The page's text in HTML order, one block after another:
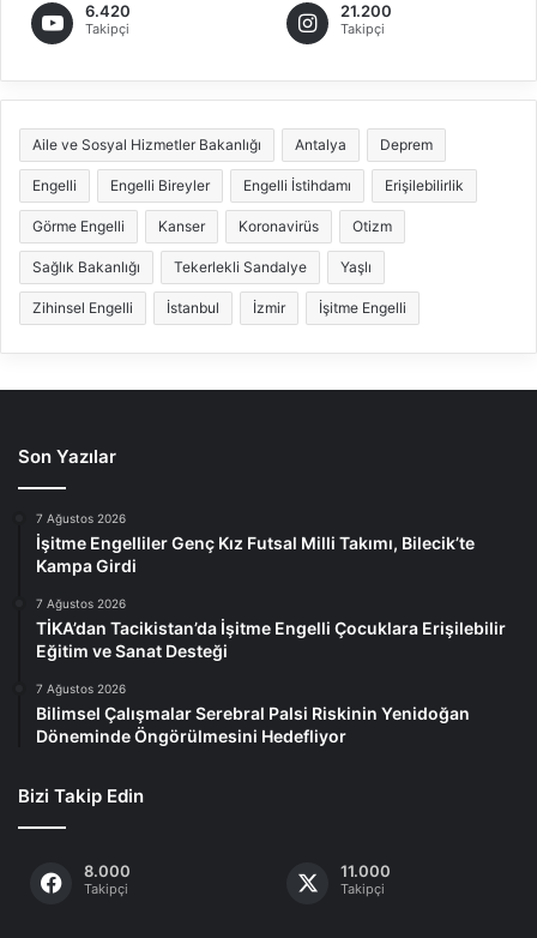
6.420
Takipçi
21.200
Takipçi
Aile ve Sosyal Hizmetler Bakanlığı Antalya Deprem
Engelli Engelli Bireyler Engelli İstihdamı Erişilebilirlik
Görme Engelli Kanser Koronavirüs Otizm
Sağlık Bakanlığı Tekerlekli Sandalye Yaşlı
Zihinsel Engelli İstanbul İzmir İşitme Engelli
Son Yazılar
7 Ağustos 2026
İşitme Engelliler Genç Kız Futsal Milli Takımı, Bilecik’te
Kampa Girdi
7 Ağustos 2026
TİKA’dan Tacikistan’da İşitme Engelli Çocuklara Erişilebilir
Eğitim ve Sanat Desteği
7 Ağustos 2026
Bilimsel Çalışmalar Serebral Palsi Riskinin Yenidoğan
Döneminde Öngörülmesini Hedefliyor
Bizi Takip Edin
8.000
Takipçi
11.000
Takipçi